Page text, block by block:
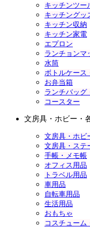
キッチンツー
キッチングッ
キッチン収納
キッチン家電
エプロン
ランチョンマ
水筒
ボトルケース
お弁当箱
ランチバッグ
コースター
文房具・ホビー・
文房具・ホビ
文房具・ステ
手帳・メモ帳
オフィス用品
トラベル用品
車用品
自転車用品
生活用品
おもちゃ
コスチューム